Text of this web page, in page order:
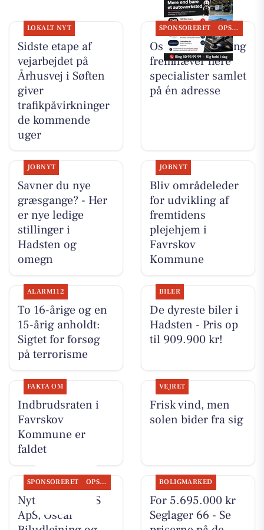
LOKALT NYT
Sidste etape af
vejarbejdet på
Århusvej i Søften
giver
trafikpåvirkninger
de kommende
uger
SPONSORERET OPSLAGSTAVLEN
Oscar Biludlejning
fremhæver flere
specialister samlet
på én adresse
JOBNYT
Savner du nye
græsgange? - Her
er nye ledige
stillinger i
Hadsten og
omegn
JOBNYT
Bliv områdeleder
for udvikling af
fremtidens
plejehjem i
Favrskov
Kommune
ALARM112
To 16-årige og en
15-årig anholdt:
Sigtet for forsøg
på terrorisme
BILER
De dyreste biler i
Hadsten - Pris op
til 909.900 kr!
FAKTA OM
Indbrudsraten i
Favrskov
Kommune er
faldet
VEJRET
Frisk vind, men
solen bider fra sig
SPONSORERET OPSLAGSTAVLEN
Nyt fra TT CARS
ApS, Oscar
BOLIGMARKED
For 5.695.000 kr
Seglager 66 - Se